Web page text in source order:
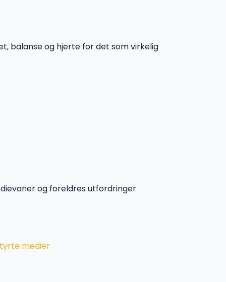
balanse og hjerte for det som virkelig
og foreldres utfordringer
medier